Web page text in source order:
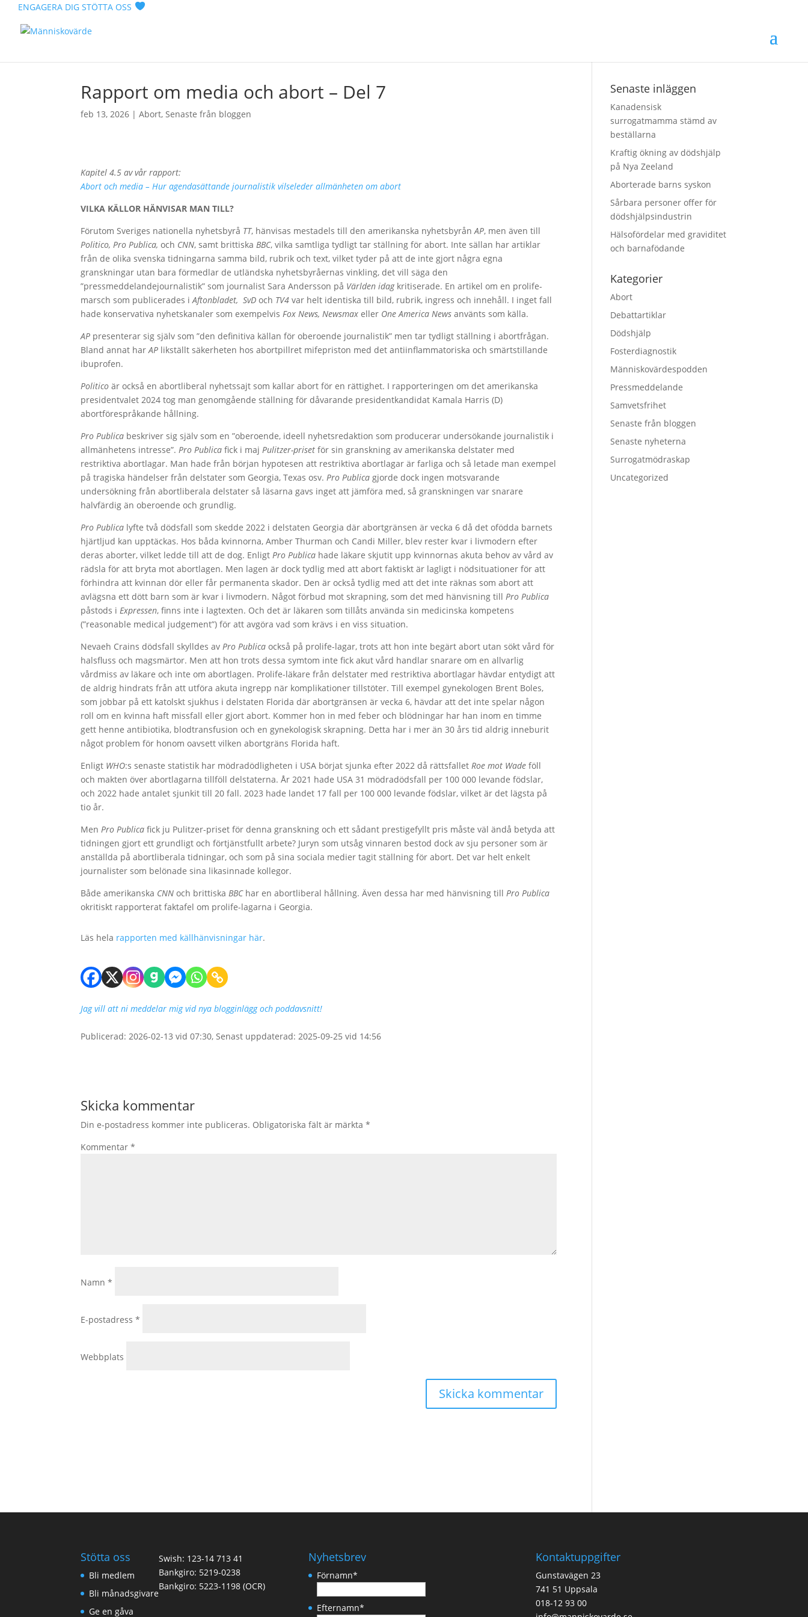
ENGAGERA DIG STÖTTA OSS
Rapport om media och abort – Del 7
feb 13, 2026 |Abort,Senaste från bloggen
Kapitel 4.5 av vår rapport:
Abort och media – Hur agendasättande journalistik vilseleder allmänheten om abort
VILKA KÄLLOR HÄNVISAR MAN TILL?
Förutom Sveriges nationella nyhetsbyrå TT, hänvisas mestadels till den amerikanska nyhetsbyrånAP, men även till
Politico, Pro Publica,och CNN, samt brittiskaBBC, vilka samtliga tydligt tar ställning för abort. Inte sällan har artiklar
från de olika svenska tidningarna samma bild, rubrik och text, vilket tyder på att de inte gjort några egna
granskningar utan bara förmedlar de utländska nyhetsbyråernas vinkling, det vill säga den
”pressmeddelandejournalistik” som journalist Sara Andersson på Världen idagkritiserade. En artikel om en prolife-
marsch som publicerades iAftonbladet, SvDoch TV4var helt identiska till bild, rubrik, ingress och innehåll. I inget fall
hade konservativa nyhetskanaler som exempelvisFox News, Newsmax eller One America News använts som källa.
AP presenterar sig själv som ”den definitiva källan för oberoende journalistik” men tar tydligt ställning i abortfrågan.
Bland annat harAP likställt säkerheten hos abortpillret mifepriston med det antiinflammatoriska och smärtstillande
ibuprofen.
Politico är också en abortliberal nyhetssajt som kallar abort för en rättighet. I rapporteringen om det amerikanska
presidentvalet 2024 tog man genomgående ställning för dåvarande presidentkandidat Kamala Harris (D)
abortförespråkande hållning.
Pro Publica beskriver sig själv som en ”oberoende, ideell nyhetsredaktion som producerar undersökande journalistik i
allmänhetens intresse”.Pro Publica fick i majPulitzer-priset för sin granskning av amerikanska delstater med
restriktiva abortlagar. Man hade från början hypotesen att restriktiva abortlagar är farliga och så letade man exempel
på tragiska händelser från delstater som Georgia, Texas osv.Pro Publica gjorde dock ingen motsvarande
undersökning från abortliberala delstater så läsarna gavs inget att jämföra med, så granskningen var snarare
halvfärdig än oberoende och grundlig.
Pro Publica lyfte två dödsfall som skedde 2022 i delstaten Georgia där abortgränsen är vecka 6 då det ofödda barnets
hjärtljud kan upptäckas. Hos båda kvinnorna, Amber Thurman och Candi Miller, blev rester kvar i livmodern efter
deras aborter, vilket ledde till att de dog. EnligtPro Publica hade läkare skjutit upp kvinnornas akuta behov av vård av
rädsla för att bryta mot abortlagen. Men lagen är dock tydlig med att abort faktiskt är lagligt i nödsituationer för att
förhindra att kvinnan dör eller får permanenta skador. Den är också tydlig med att det inte räknas som abort att
avlägsna ett dött barn som är kvar i livmodern. Något förbud mot skrapning, som det med hänvisning tillPro Publica
påstods iExpressen, finns inte i lagtexten. Och det är läkaren som tillåts använda sin medicinska kompetens
(”reasonable medical judgement”) för att avgöra vad som krävs i en viss situation.
Nevaeh Crains dödsfall skylldes avPro Publica också på prolife-lagar, trots att hon inte begärt abort utan sökt vård för
halsfluss och magsmärtor. Men att hon trots dessa symtom inte fick akut vård handlar snarare om en allvarlig
vårdmiss av läkare och inte om abortlagen. Prolife-läkare från delstater med restriktiva abortlagar hävdar entydigt att
de aldrig hindrats från att utföra akuta ingrepp när komplikationer tillstöter. Till exempel gynekologen Brent Boles,
som jobbar på ett katolskt sjukhus i delstaten Florida där abortgränsen är vecka 6, hävdar att det inte spelar någon
roll om en kvinna haft missfall eller gjort abort. Kommer hon in med feber och blödningar har han inom en timme
gett henne antibiotika, blodtransfusion och en gynekologisk skrapning. Detta har i mer än 30 års tid aldrig inneburit
något problem för honom oavsett vilken abortgräns Florida haft.
Enligt WHO:s senaste statistik har mödradödligheten i USA börjat sjunka efter 2022 då rättsfalletRoe mot Wade föll
och makten över abortlagarna tillföll delstaterna. År 2021 hade USA 31 mödradödsfall per 100 000 levande födslar,
och 2022 hade antalet sjunkit till 20 fall. 2023 hade landet 17 fall per 100 000 levande födslar, vilket är det lägsta på
tio år.
MenPro Publica fick ju Pulitzer-priset för denna granskning och ett sådant prestigefyllt pris måste väl ändå betyda att
tidningen gjort ett grundligt och förtjänstfullt arbete? Juryn som utsåg vinnaren bestod dock av sju personer som är
anställda på abortliberala tidningar, och som på sina sociala medier tagit ställning för abort. Det var helt enkelt
journalister som belönade sina likasinnade kollegor.
Både amerikanska CNN och brittiskaBBChar en abortliberal hållning. Även dessa har med hänvisning tillPro Publica
okritiskt rapporterat faktafel om prolife-lagarna i Georgia.
Läs hela rapporten med källhänvisningar här.
Jag vill att ni meddelar mig vid nya blogginlägg och poddavsnitt!
Publicerad: 2026-02-13 vid 07:30, Senast uppdaterad: 2025-09-25 vid 14:56
Skicka kommentar
Din e-postadress kommer inte publiceras. Obligatoriska fält är märkta*
Kommentar*
Namn*
E-postadress*
Webbplats
Senaste inläggen
Kanadensisk
surrogatmamma stämd av
beställarna
Kraftig ökning av dödshjälp
på Nya Zeeland
Aborterade barns syskon
Sårbara personer offer för
dödshjälpsindustrin
Hälsofördelar med graviditet
och barnafödande
Kategorier
Abort
Debattartiklar
Dödshjälp
Fosterdiagnostik
Människovärdespodden
Pressmeddelande
Samvetsfrihet
Senaste från bloggen
Senaste nyheterna
Surrogatmödraskap
Uncategorized
Stötta oss
Bli medlem
Bli månadsgivare
Ge en gåva
Swish: 123-14 713 41
Bankgiro: 5219-0238
Bankgiro: 5223-1198 (OCR)
Nyhetsbrev
Förnamn*
Efternamn*
Kontaktuppgifter
Gunstavägen 23
741 51 Uppsala
018-12 93 00